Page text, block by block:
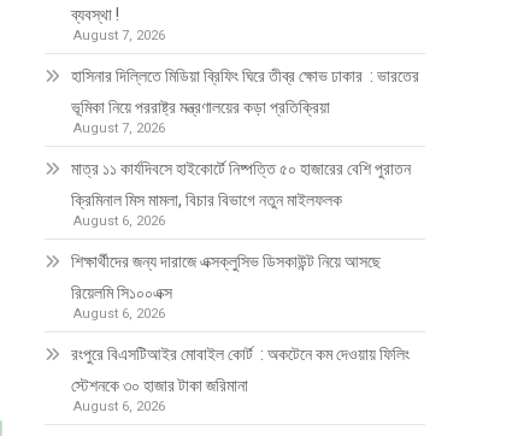
ব্যবস্থা !
August 7, 2026
হাসিনার দিল্লিতে মিডিয়া ব্রিফিং ঘিরে তীব্র ক্ষোভ ঢাকার : ভারতের
ভূমিকা নিয়ে পররাষ্ট্র মন্ত্রণালয়ের কড়া প্রতিক্রিয়া
August 7, 2026
মাত্র ১১ কার্যদিবসে হাইকোর্টে নিষ্পত্তি ৫০ হাজারের বেশি পুরাতন
ক্রিমিনাল মিস মামলা, বিচার বিভাগে নতুন মাইলফলক
August 6, 2026
শিক্ষার্থীদের জন্য দারাজে এক্সক্লুসিভ ডিসকাউন্ট নিয়ে আসছে
রিয়েলমি সি১০০এক্স
August 6, 2026
রংপুরে বিএসটিআইর মোবাইল কোর্ট : অকটেনে কম দেওয়ায় ফিলিং
স্টেশনকে ৩০ হাজার টাকা জরিমানা
August 6, 2026